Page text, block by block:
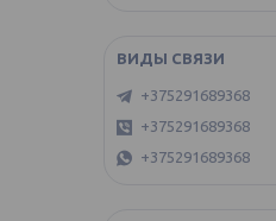
+375291689368
+375291689368
+375291689368